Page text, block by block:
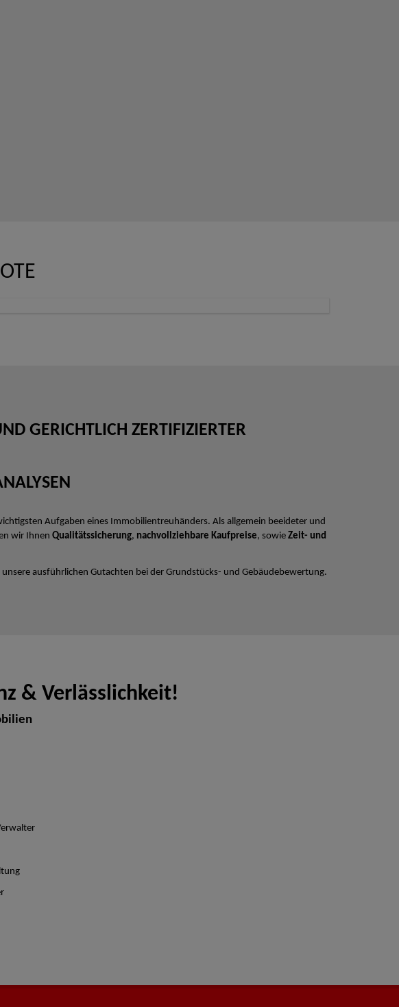
GERICHTLICH ZERTIFIZIERTER
Aufgaben eines Immobilientreuhänders. Als allgemein beeideter und
wir Ihnen Qualitätssicherung, nachvollziehbare Kaufpreise, sowie Zeit- und
unsere ausführlichen Gutachten bei der Grundstücks- und Gebäudebewertung.
& Verlässlichkeit!